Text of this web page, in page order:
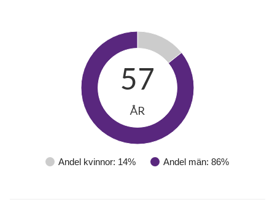
Andel kvinnor: 14% Andel män: 86%
57
ÅR